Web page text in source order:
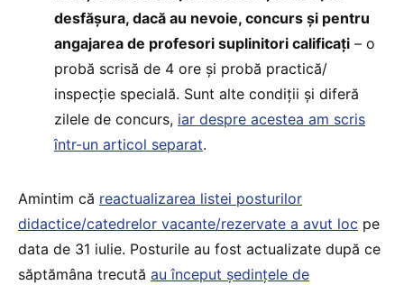
desfășura, dacă au nevoie, concurs și pentru
angajarea de profesori suplinitori calificați – o
probă scrisă de 4 ore și probă practică/
inspecție specială. Sunt alte condiții și diferă
zilele de concurs, iar despre acestea am scris
într-un articol separat.
Amintim că reactualizarea listei posturilor
didactice/catedrelor vacante/rezervate a avut loc pe
data de 31 iulie. Posturile au fost actualizate după ce
săptămâna trecută au început ședințele de